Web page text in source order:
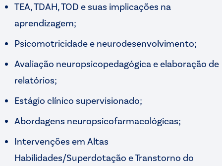
TEA, TDAH, TOD e suas implicações na
aprendizagem;
Psicomotricidade e neurodesenvolvimento;
Avaliação neuropsicopedagógica e elaboração de
relatórios;
Estágio clínico supervisionado;
Abordagens neuropsicofarmacológicas;
Intervenções em Altas
Habilidades/Superdotação e Transtorno do